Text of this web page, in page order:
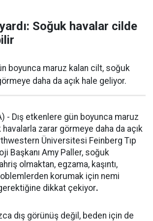
Soğuk havalar cilde
boyunca maruz kalan cilt, soğuk
daha da açık hale geliyor.
- Dış etkenlere gün boyunca maruz
zarar görmeye daha da açık
Üniversitesi Feinberg Tıp
Başkanı Amy Paller, soğuk
olmaktan, egzama, kaşıntı,
korumak için nemi
dikkat çekiyor.
dış görünüş değil, beden için de